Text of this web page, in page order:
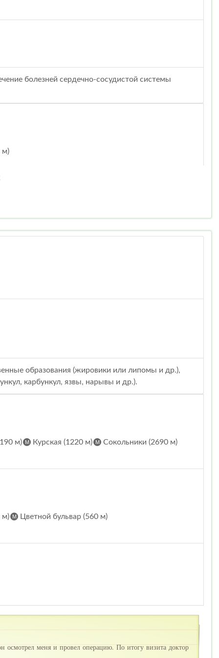
болезней сердечно-сосудистой системы
м)
образования (жировики или липомы и др.),
карбункул, язвы, нарывы и др.).
м) Курская (1220 м) Сокольники (2690 м)
м) Цветной бульвар (560 м)
осмотрел меня и провел операцию. По итогу визита доктор